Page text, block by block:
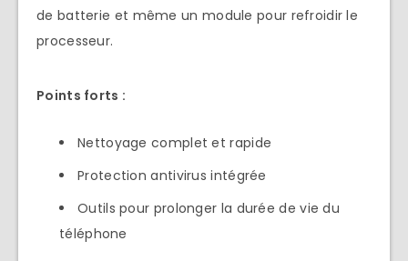
de batterie et même un module pour refroidir le
processeur.
Points forts :
Nettoyage complet et rapide
Protection antivirus intégrée
Outils pour prolonger la durée de vie du
téléphone